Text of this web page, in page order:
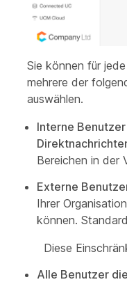
Sie können für
mehrere der
auswählen.
Interne
Bereichen in der
Externe
Ihrer
können.
Diese
Alle Benutzer